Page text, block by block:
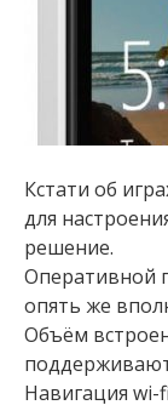
Кстати об
для
решение.
Оперативной
опять же
Объём
Навигация wi-